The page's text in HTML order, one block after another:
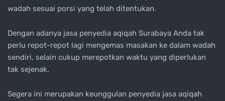
wadah sesuai porsi yang telah ditentukan.
Dengan adanya jasa penyedia aqiqah Surabaya Anda tak
perlu repot-repot lagi mengemas masakan ke dalam wadah
sendiri, selain cukup merepotkan waktu yang diperlukan
tak sejenak.
Segera ini merupakan keunggulan penyedia jasa aqiqah